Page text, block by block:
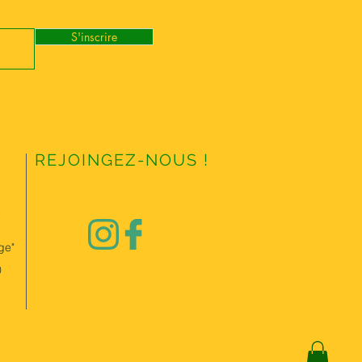
S'inscrire
REJOINGEZ-NOUS !